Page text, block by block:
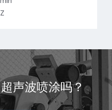
声波喷涂吗？